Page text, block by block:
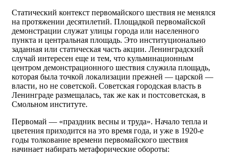
Статический контекст первомайского шествия не менялся
на протяжении десятилетий. Площадкой первомайской
демонстрации служат улицы города или населенного
пункта и центральная площадь. Это институционально
заданная или статическая часть акции. Ленинградский
случай интересен еще и тем, что кульминационным
центром демонстрационного шествия служила площадь,
которая была точкой локализации прежней — царской —
власти, но не советской. Советская городская власть в
Ленинграде размещалась, так же как и постсоветская, в
Смольном институте.
Первомай — «праздник весны и труда». Начало тепла и
цветения приходится на это время года, и уже в 1920-е
годы толкование времени первомайского шествия
начинает набирать метафорические обороты: